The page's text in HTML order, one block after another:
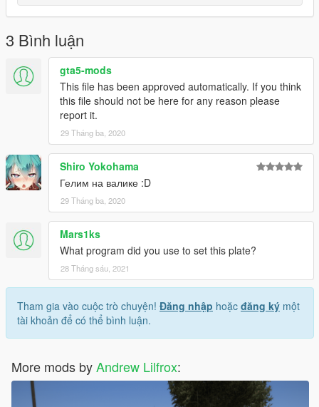
3 Bình luận
gta5-mods
This file has been approved automatically. If you think
this file should not be here for any reason please
report it.
29 Tháng ba, 2020
Shiro Yokohama
Гелим на валике :D
29 Tháng ba, 2020
Mars1ks
What program did you use to set this plate?
28 Tháng sáu, 2021
Tham gia vào cuộc trò chuyện! Đăng nhập hoặc đăng ký một
tài khoản để có thể bình luận.
More mods byAndrew Lilfrox: